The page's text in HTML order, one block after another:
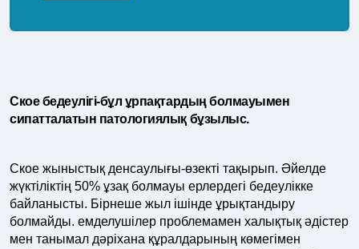
Ское бедеулігі-бұл ұрпақтардың болмауымен
сипатталатын патологиялық бұзылыс.
Ское жыныстық денсаулығы-өзекті тақырып. Әйелде
жүктіліктің 50% ұзақ болмауы ерлердегі бедеулікке
байланысты. Бірнеше жыл ішінде ұрықтандыру
болмайды. емделушілер проблемамен халықтық әдістер
мен танымал дәріхана құралдарының көмегімен